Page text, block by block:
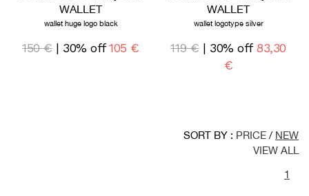
WALLET
wallet huge logo black
150 €| 30% off 105 €
WALLET
wallet logotype silver
119 €| 30% off 83,30
€
SORT BY : PRICE / NEW
VIEW ALL
1